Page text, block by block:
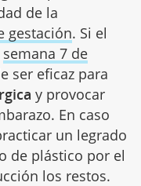
de la
gestación. Si el
semana 7 de
ser eficaz para
y provocar
En caso
un legrado
de plástico por el
los restos.